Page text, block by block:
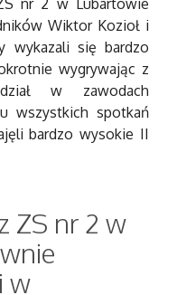
nr 2 w Lubartowie
Wiktor Kozioł i
wykazali się bardzo
wygrywając z
w zawodach
wszystkich spotkań
bardzo wysokie II
ZS nr 2 w
w